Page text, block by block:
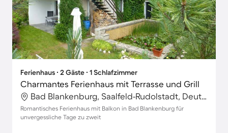
Ferienhaus ∙ 2 Gäste ∙ 1 Schlafzimmer
Charmantes Ferienhaus mit Terrasse und Grill
Bad Blankenburg, Saalfeld-Rudolstadt, Deutschland
Romantisches Ferienhaus mit Balkon in Bad Blankenburg für
unvergessliche Tage zu zweit